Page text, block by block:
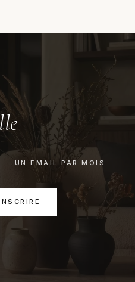
UN EMAIL PAR MOIS